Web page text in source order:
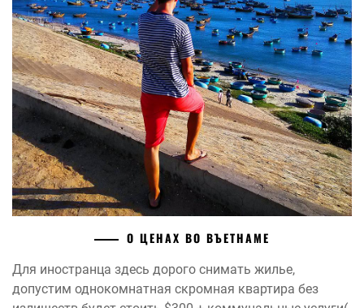
О ЦЕНАХ ВО ВЪЕТНАМЕ
Для иностранца здесь дорого снимать жилье,
допустим однокомнатная скромная квартира без